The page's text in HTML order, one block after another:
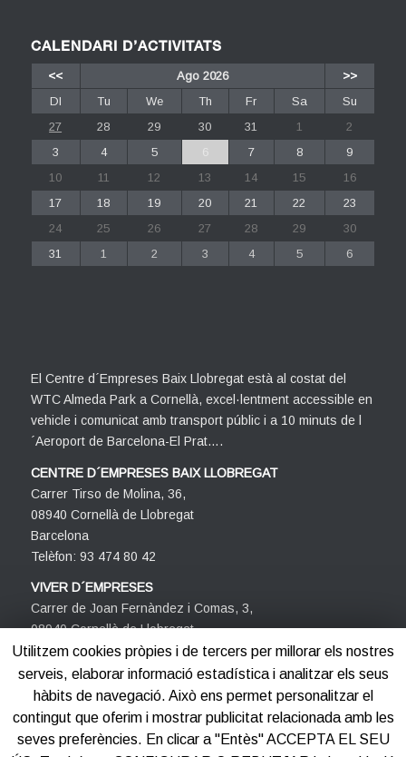
CALENDARI D’ACTIVITATS
<< Ago 2026
>>
Dl
Tu We Th Fr Sa
Su
27
28 29 30 31 1
2
3
4 5 6 7 8
9
10
11 12 13 14 15
16
17
18 19 20 21 22
23
24
25 26 27 28 29
30
31
1 2 3 4 5 6
El Centre d´Empreses Baix Llobregat està al costat del
WTC Almeda Park a Cornellà, excel·lentment accessible en
vehicle i comunicat amb transport públic i a 10 minuts de l
´Aeroport de Barcelona-El Prat….
CENTRE D´EMPRESES BAIX LLOBREGAT
Carrer Tirso de Molina, 36,
08940 Cornellà de Llobregat
Barcelona
Telèfon: 93 474 80 42
VIVER D´EMPRESES
Carrer de Joan Fernàndez i Comas, 3,
08940 Cornellà de Llobregat
Barcelona
Telèfon: 93 474 80 42
Utilitzem cookies pròpies i de tercers per millorar els nostres
serveis, elaborar informació estadística i analitzar els seus
hàbits de navegació. Això ens permet personalitzar el
contingut que oferim i mostrar publicitat relacionada amb les
seves preferències. En clicar a "Entès" ACCEPTA EL SEU